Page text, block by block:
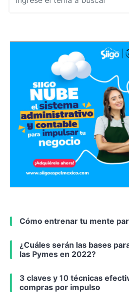
Cómo entrenar tu mente
¿Cuáles serán las bases
las Pymes en 2022?
3 claves y 10 técnicas
compras por impulso